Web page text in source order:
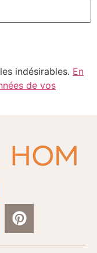
indésirables. En
de vos